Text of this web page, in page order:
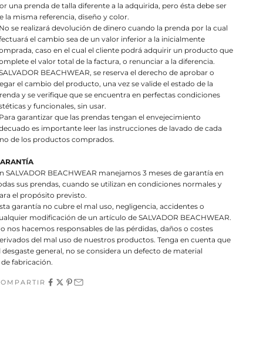
una prenda de talla diferente a la adquirida, pero ésta debe ser
la misma referencia, diseño y color.
No se realizará devolución de dinero cuando la prenda por la cual
el cambio sea de un valor inferior a la inicialmente
caso en el cual el cliente podrá adquirir un producto que
el valor total de la factura, o renunciar a la diferencia.
SALVADOR BEACHWEAR, se reserva el derecho de aprobar o
el cambio del producto, una vez se valide el estado de la
y se verifique que se encuentra en perfectas condiciones
y funcionales, sin usar.
Para garantizar que las prendas tengan el envejecimiento
es importante leer las instrucciones de lavado de cada
de los productos comprados.
SALVADOR BEACHWEAR manejamos 3 meses de garantía en
sus prendas, cuando se utilizan en condiciones normales y
el propósito previsto.
garantía no cubre el mal uso, negligencia, accidentes o
modificación de un artículo de SALVADOR BEACHWEAR.
nos hacemos responsables de las pérdidas, daños o costes
del mal uso de nuestros productos. Tenga en cuenta que
desgaste general, no se considera un defecto de material
de fabricación.